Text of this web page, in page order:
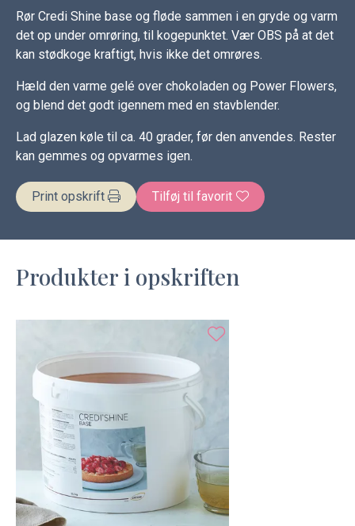
Rør Credi Shine base og fløde sammen i en gryde og varm
det op under omrøring, til kogepunktet. Vær OBS på at det
kan stødkoge kraftigt, hvis ikke det omrøres.
Hæld den varme gelé over chokoladen og Power Flowers,
og blend det godt igennem med en stavblender.
Lad glazen køle til ca. 40 grader, før den anvendes. Rester
kan gemmes og opvarmes igen.
Print opskrift Tilføj til favorit
Produkter i opskriften